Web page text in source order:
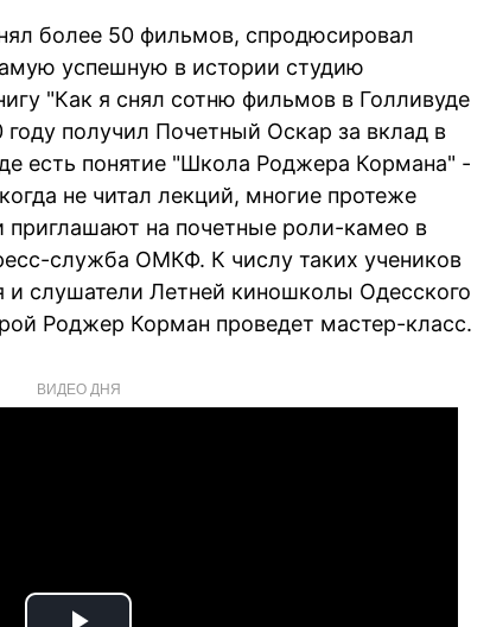
более 50 фильмов, спродюсировал
успешную в истории студию
"Как я снял сотню фильмов в Голливуде
году получил Почетный Оскар за вклад в
есть понятие "Школа Роджера Кормана" -
не читал лекций, многие протеже
приглашают на почетные роли-камео в
служба ОМКФ. К числу таких учеников
и слушатели Летней киношколы Одесского
Роджер Корман проведет мастер-класс.
ВИДЕО ДНЯ